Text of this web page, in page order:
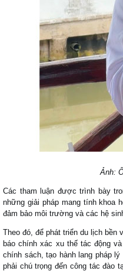
Ảnh:
Các tham luận được trình bày
những giải pháp mang tính khoa
đảm bảo môi trường và các hệ
Theo đó, để phát triển du lịch
báo chính xác xu thế tác động
chính sách, tạo hành lang pháp
phải chú trọng đến công tác